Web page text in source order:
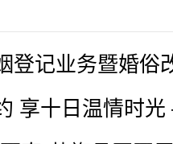
登记业务暨婚俗
享十日温情时